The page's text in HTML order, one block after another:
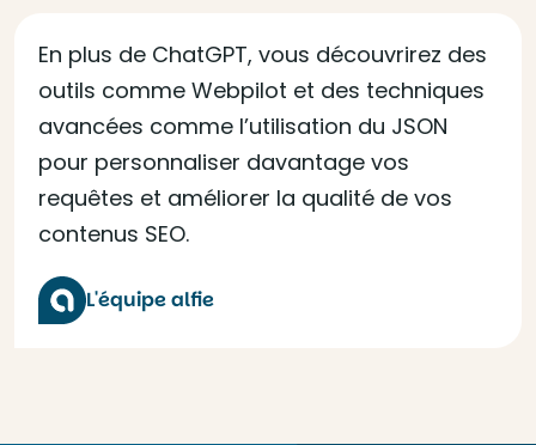
En plus de ChatGPT, vous découvrirez des
outils comme Webpilot et des techniques
avancées comme l’utilisation du JSON
pour personnaliser davantage vos
requêtes et améliorer la qualité de vos
contenus SEO.
L'équipe alfie